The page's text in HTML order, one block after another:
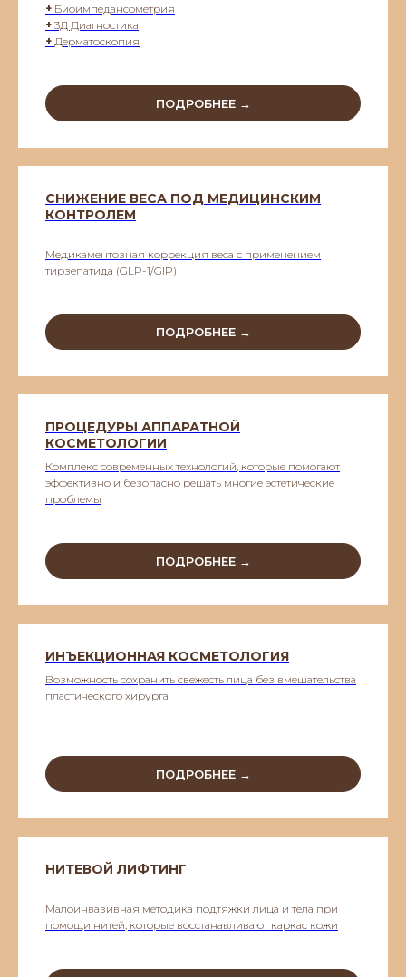
+ Биоимпедансометрия
+ 3Д Диагностика
+ Дерматоскопия
ПОДРОБНЕЕ →
СНИЖЕНИЕ ВЕСА ПОД МЕДИЦИНСКИМ
КОНТРОЛЕМ
Медикаментозная коррекция веса с применением
тирзепатида (GLP-1/GIP)
ПОДРОБНЕЕ →
ПРОЦЕДУРЫ АППАРАТНОЙ
КОСМЕТОЛОГИИ
Комплекс современных технологий, которые помогают
эффективно и безопасно решать многие эстетические
проблемы
ПОДРОБНЕЕ →
ИНЪЕКЦИОННАЯ КОСМЕТОЛОГИЯ
Возможность сохранить свежесть лица без вмешательства
пластического хирурга
ПОДРОБНЕЕ →
НИТЕВОЙ ЛИФТИНГ
Малоинвазивная методика подтяжки лица и тела при
помощи нитей, которые восстанавливают каркас кожи